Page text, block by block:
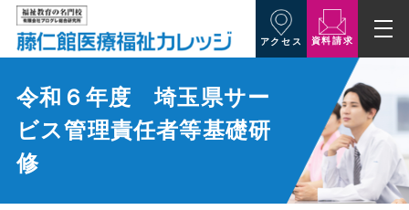
アクセス 資料請求
令和６年度 埼玉県サー
ビス管理責任者等基礎研
修